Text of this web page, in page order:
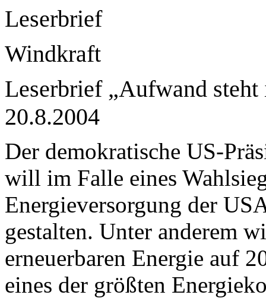
Leserbrief
Windkraft
Leserbrief „Aufwand
20.8.2004
Der demokratische US-
will im Falle eines
Energieversorgung der
gestalten. Unter anderem
erneuerbaren Energie auf
eines der größten